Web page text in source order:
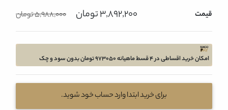
قیمت 3,892,200 تومان 5,988,000 تومان
امکان خرید اقساطی در 4 قسط ماهیانه 973050 تومان بدون سود و چک
برای خرید ابتدا وارد حساب خود شوید.